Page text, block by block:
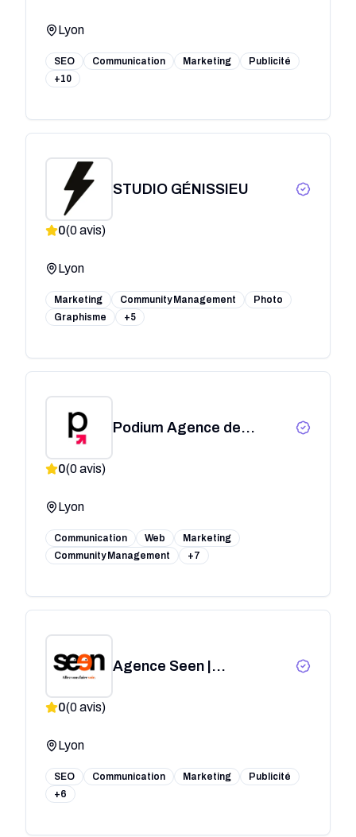
Lyon
SEO Communication Marketing
Publicité
+10
STUDIO GÉNISSIEU
0(0avis)
Lyon
Marketing Community Management
Photo
Graphisme
+5
Podium Agence de
0(0avis)
Lyon
Communication Web
Marketing
Community Management
+7
Agence Seen |
0(0avis)
Lyon
SEO Communication Marketing
Publicité
+6